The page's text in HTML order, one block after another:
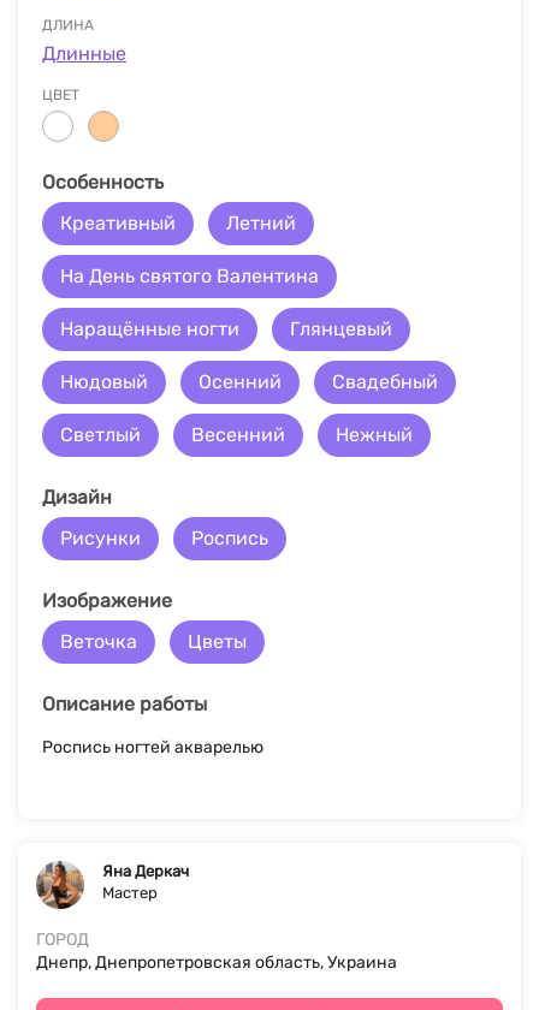
ДЛИНА
Длинные
ЦВЕТ
Особенность
Креативный
Летний
На День святого Валентина
Наращённые ногти Глянцевый
Нюдовый Осенний Свадебный
Светлый Весенний Нежный
Дизайн
Рисунки
Роспись
Изображение
Веточка
Цветы
Описание работы
Роспись ногтей акварелью
Яна Деркач
Мастер
ГОРОД
Днепр, Днепропетровская область, Украина